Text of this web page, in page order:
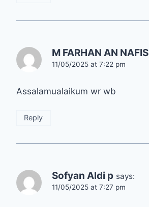
M FARHAN AN NAFIS
11/05/2025 at 7:22 pm
Assalamualaikum wr wb
Reply
Sofyan Aldi p says:
11/05/2025 at 7:27 pm